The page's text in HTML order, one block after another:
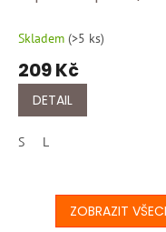
ochrana proti
Skladem (>5 ks)
209 Kč
DETAIL
S L
ZOBRAZIT